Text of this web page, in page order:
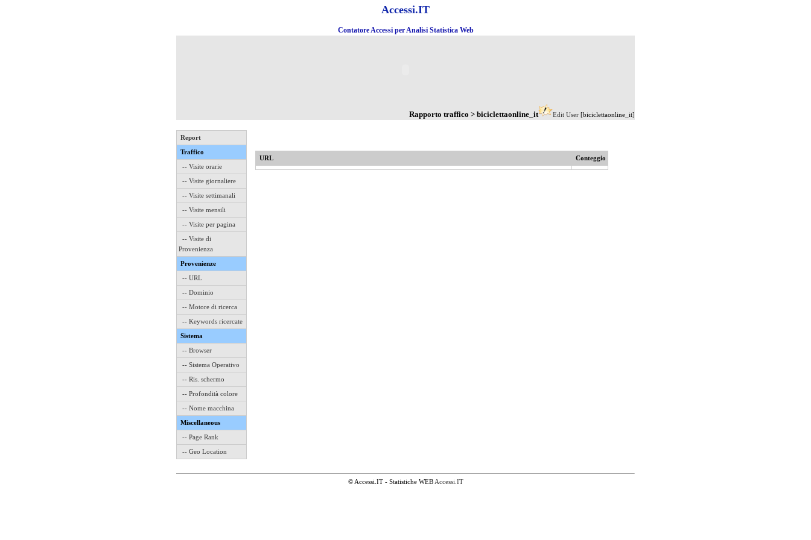
Accessi.IT
Contatore Accessi per Analisi Statistica Web
Rapporto traffico > biciclettaonline_it Edit User [biciclettaonline_it]
Report
Traffico
-- Visite orarie
-- Visite giornaliere
-- Visite settimanali
-- Visite mensili
-- Visite per pagina
-- Visite di
Provenienza
Provenienze
-- URL
-- Dominio
-- Motore di ricerca
-- Keywords ricercate
Sistema
-- Browser
-- Sistema Operativo
-- Ris. schermo
-- Profondità colore
-- Nome macchina
Miscellaneous
-- Page Rank
-- Geo Location
URL Conteggio
© Accessi.IT - Statistiche WEB Accessi.IT